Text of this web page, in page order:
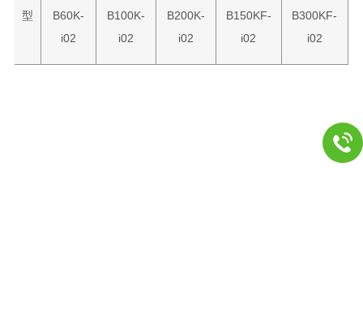
型
B60K-
i02
B100K-
i02
B200K-
i02
B150KF-
i02
B300KF-
i02